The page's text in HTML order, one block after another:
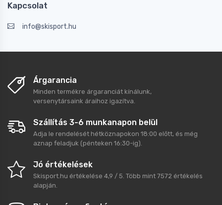
Kapcsolat
info@skisport.hu
Árgarancia
Minden termékre árgaranciát kínálunk,
versenytársaink áraihoz igazítva.
Szállítás 3-6 munkanapon belül
Adja le rendelését hétköznapokon 18:00 előtt, és még
aznap feladjuk (pénteken 16:30-ig).
Jó értékelések
Skisport.hu értékelése 4,9 / 5. Több mint 7572 értékelés
alapján.